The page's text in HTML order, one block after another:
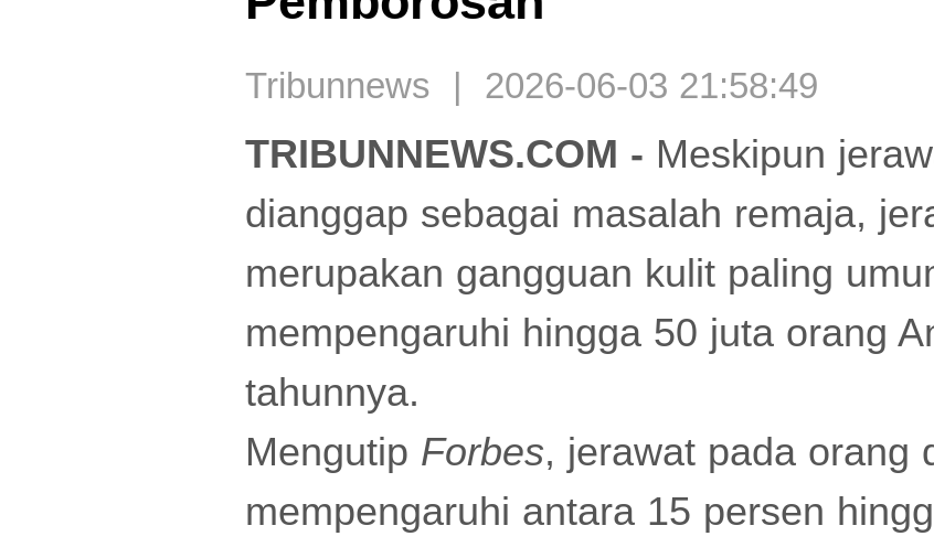
Tribunnews | 2026-06-03 21:58:49
TRIBUNNEWS.COM - Meskipun
dianggap sebagai masalah remaja,
merupakan gangguan kulit paling
mempengaruhi hingga 50 juta orang
tahunnya.
Mengutip Forbes, jerawat pada orang
mempengaruhi antara 15 persen